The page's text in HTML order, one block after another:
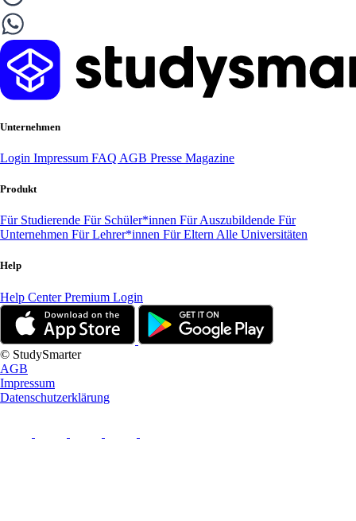
Unternehmen
Login Impressum FAQ AGB Presse Magazine
Produkt
Für Studierende Für Schüler*innen Für Auszubildende Für
Unternehmen Für Lehrer*innen Für Eltern Alle Universitäten
Help
Help CenterPremium Login
© StudySmarter
AGB
Impressum
Datenschutzerklärung